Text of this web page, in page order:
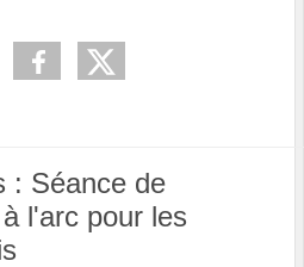
: Séance de
l'arc pour les